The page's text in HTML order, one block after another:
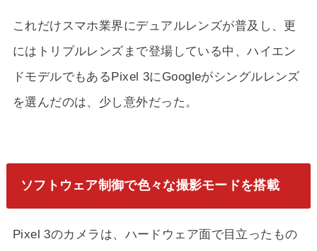
これだけスマホ業界にデュアルレンズが普及し、更
にはトリプルレンズまで登場している中、ハイエン
ドモデルでもあるPixel 3にGoogleがシングルレンズ
を選んだのは、少し意外だった。
ソフトウェア制御で色々な撮影モードを搭載
Pixel 3のカメラは、ハードウェア面で目立ったもの